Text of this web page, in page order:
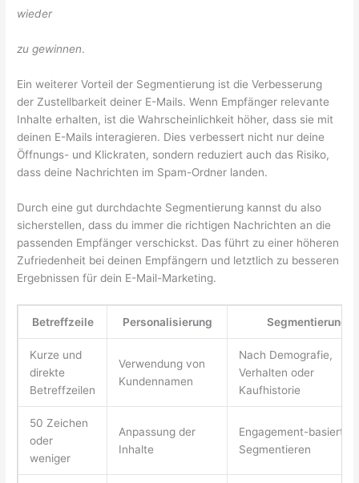
wieder
zu gewinnen.
Ein weiterer Vorteil der Segmentierung ist die Verbesserung
der Zustellbarkeit deiner E-Mails. Wenn Empfänger relevante
Inhalte erhalten, ist die Wahrscheinlichkeit höher, dass sie mit
deinen E-Mails interagieren. Dies verbessert nicht nur deine
Öffnungs- und Klickraten, sondern reduziert auch das Risiko,
dass deine Nachrichten im Spam-Ordner landen.
Durch eine gut durchdachte Segmentierung kannst du also
sicherstellen, dass du immer die richtigen Nachrichten an die
passenden Empfänger verschickst. Das führt zu einer höheren
Zufriedenheit bei deinen Empfängern und letztlich zu besseren
Ergebnissen für dein E-Mail-Marketing.
Betreffzeile Personalisierung Segmentierung
Kurze und
direkte
Betreffzeilen
Verwendung von
Kundennamen
Nach Demografie,
Verhalten oder
Kaufhistorie
50 Zeichen
oder
weniger
Anpassung der
Inhalte
Engagement-basiertes
Segmentieren